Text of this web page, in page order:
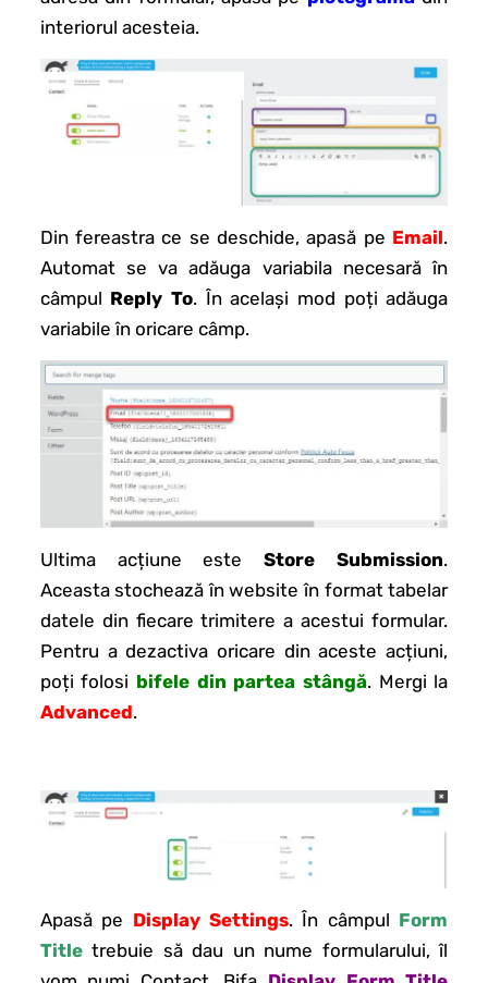
interiorul acesteia.
Din fereastra ce se deschide, apasă pe Email.
Automat se va adăuga variabila necesară în
câmpul Reply To. În același mod poți adăuga
variabile în oricare câmp.
Ultima acțiune este Store Submission.
Aceasta stochează în website în format tabelar
datele din fiecare trimitere a acestui formular.
Pentru a dezactiva oricare din aceste acțiuni,
poți folosi bifele din partea stângă. Mergi la
Advanced.
Apasă pe Display Settings. În câmpul Form
Titletrebuie să dau un nume formularului, îl